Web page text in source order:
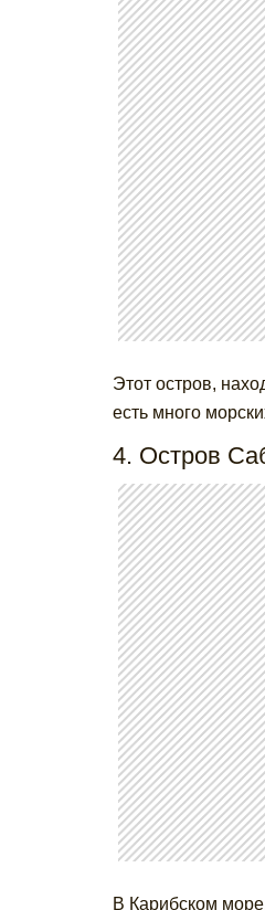
Этот остров,
есть много
4. Остров
В Карибском